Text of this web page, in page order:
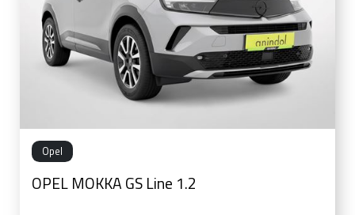
Opel
OPEL MOKKA GS Line 1.2